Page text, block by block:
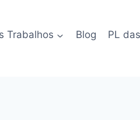
Trabalhos Blog PL